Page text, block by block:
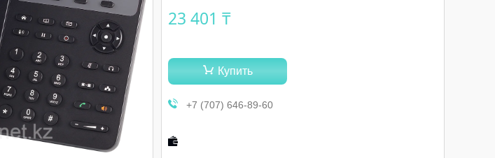
23 401 ₸
Купить
+7 (707) 646-89-60